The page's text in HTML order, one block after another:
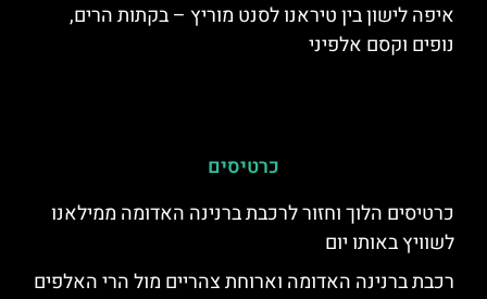
איפה לישון בין טיראנו לסנט מוריץ – בקתות הרים,
נופים וקסם אלפיני
כרטיסים
כרטיסים הלוך וחזור לרכבת ברנינה האדומה ממילאנו
לשוויץ באותו יום
רכבת ברנינה האדומה וארוחת צהריים מול הרי האלפים